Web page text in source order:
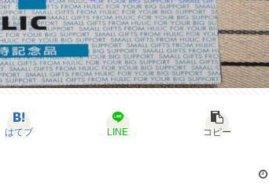
はてブ LINE コピー